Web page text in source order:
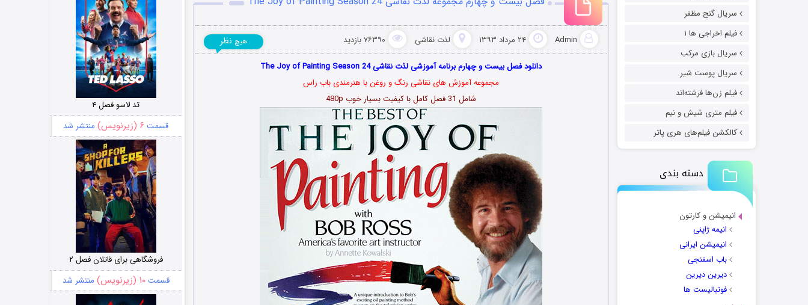
سریال گنج مظفر
فیلم اخراجی ها ۱
سریال بازی مرکب
سریال پوست شیر
فیلم زن‌ها فرشته‌اند
فیلم متری شیش و نیم
کالکشن فیلم‌های هری پاتر
دسته بندی
انیمیشن و کارتون
انیمه ژاپنی
انیمیشن ایرانی
باب اسفنجی
دیرین دیرین
فوتبالیست ها
Admin ۲۴ مرداد ۱۳۹۳ لذت نقاشی ۷۶۳۹۰ بازدید هیچ نظر
دانلود فصل بیست و چهارم برنامه آموزشی لذت نقاشی The Joy of Painting Season 24
مجموعه آموزش های نقاشی رنگ و روغن با هنرمندی باب راس
شامل 31 فصل کامل با کیفیت بسیار خوب 480p
تد لاسو فصل ۴
قسمت ۶ (زیرنویس) منتشر شد
فروشگاهی برای قاتلان فصل ۲
قسمت۱۰ (زیرنویس) منتشر شد